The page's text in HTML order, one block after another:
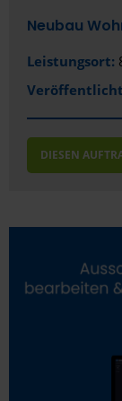
Delmenhorst
Dessau-
Dietzenbach
Düsseldorf
Eggenstein-
Neubau
Leistungsort:
DIESEN